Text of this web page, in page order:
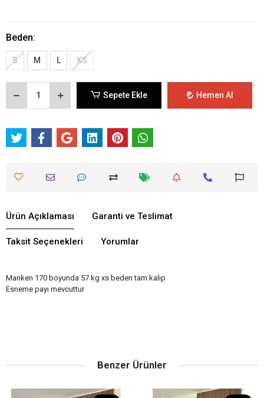
Beden:
S M L XS
Sepete Ekle Hemen Al
Ürün Açıklaması Garanti ve Teslimat
Taksit Seçenekleri Yorumlar
Manken 170 boyunda 57 kg xs beden tam kalıp
Esneme payı mevcuttur
Benzer Ürünler